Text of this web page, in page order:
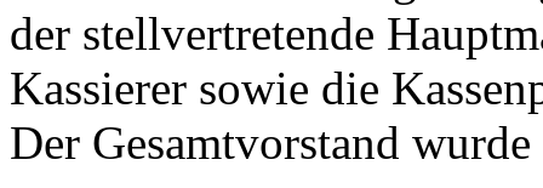
der stellvertretende
Kassierer sowie die
Der Gesamtvorstand